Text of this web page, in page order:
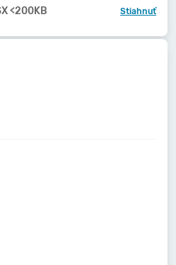
<200KB Stiahnuť